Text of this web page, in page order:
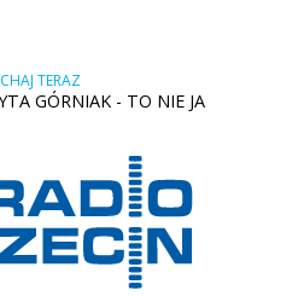
TERAZ
GÓRNIAK - TO NIE JA